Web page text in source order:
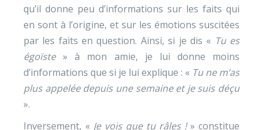
qu’il donne peu d’informations sur les faits qui
en sont à l’origine, et sur les émotions suscitées
par les faits en question. Ainsi, si je dis « Tu es
égoïste» à mon amie, je lui donne moins
d’informations que si je lui explique : « Tu ne m’as
plus appelée depuis une semaine et je suis déçu
».
Inversement, « Je vois que tu râles !» constitue